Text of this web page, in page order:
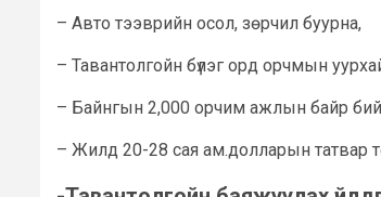
– Авто тээврийн осол, зөрчил буурна,
– Тавантолгойн бүлэг орд орчмын
– Байнгын 2,000 орчим ажлын байр
– Жилд 20-28 сая ам.долларын татвар